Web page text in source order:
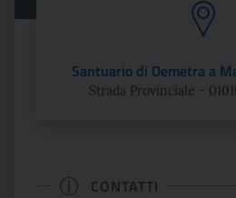
Santuario di Demetra a
Strada Provinciale -
CONTATTI